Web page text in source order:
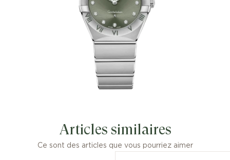
Articles similaires
Ce sont des articles que vous pourriez aimer